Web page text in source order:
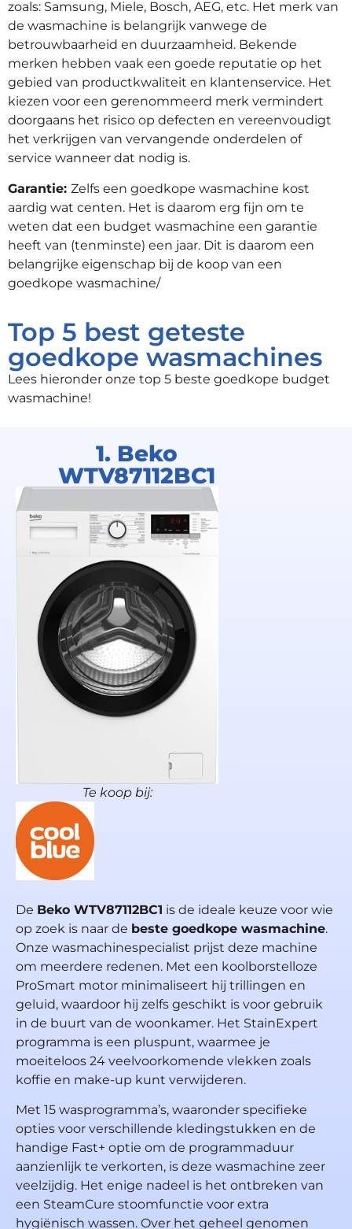
zoals: Samsung, Miele, Bosch, AEG, etc. Het merk van
de wasmachine is belangrijk vanwege de
betrouwbaarheid en duurzaamheid. Bekende
merken hebben vaak een goede reputatie op het
gebied van productkwaliteit en klantenservice. Het
kiezen voor een gerenommeerd merk vermindert
doorgaans het risico op defecten en vereenvoudigt
het verkrijgen van vervangende onderdelen of
service wanneer dat nodig is.
Garantie: Zelfs een goedkope wasmachine kost
aardig wat centen. Het is daarom erg fijn om te
weten dat een budget wasmachine een garantie
heeft van (tenminste) een jaar. Dit is daarom een
belangrijke eigenschap bij de koop van een
goedkope wasmachine/
Top 5 best geteste
goedkope wasmachines
Lees hieronder onze top 5 beste goedkope budget
wasmachine!
1. Beko
WTV87112BC1
Te koop bij:
De Beko WTV87112BC1 is de ideale keuze voor wie
op zoek is naar de beste goedkope wasmachine.
Onze wasmachinespecialist prijst deze machine
om meerdere redenen. Met een koolborstelloze
ProSmart motor minimaliseert hij trillingen en
geluid, waardoor hij zelfs geschikt is voor gebruik
in de buurt van de woonkamer. Het StainExpert
programma is een pluspunt, waarmee je
moeiteloos 24 veelvoorkomende vlekken zoals
koffie en make-up kunt verwijderen.
Met 15 wasprogramma’s, waaronder specifieke
opties voor verschillende kledingstukken en de
handige Fast+ optie om de programmaduur
aanzienlijk te verkorten, is deze wasmachine zeer
veelzijdig. Het enige nadeel is het ontbreken van
een SteamCure stoomfunctie voor extra
hygiënisch wassen. Over het geheel genomen